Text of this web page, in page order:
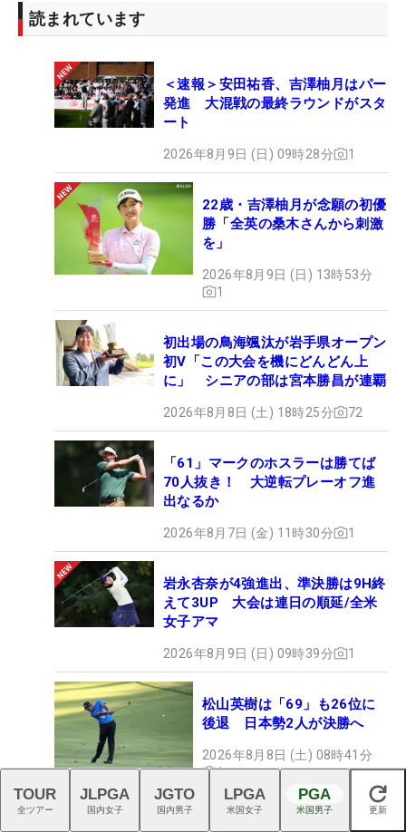
読まれています
＜速報＞安田祐香、吉澤柚月はパー
発進 大混戦の最終ラウンドがスタ
ート
2026年8月9日 (日) 09時28分 1
22歳・吉澤柚月が念願の初優
勝「全英の桑木さんから刺激
を」
2026年8月9日 (日) 13時53分
1
初出場の鳥海颯汰が岩手県オープン
初V「この大会を機にどんどん上
に」 シニアの部は宮本勝昌が連覇
2026年8月8日 (土) 18時25分 72
「61」マークのホスラーは勝てば
70人抜き！ 大逆転プレーオフ進
出なるか
2026年8月7日 (金) 11時30分 1
岩永杏奈が4強進出、準決勝は9H終
えて3UP 大会は連日の順延/全米
女子アマ
2026年8月9日 (日) 09時39分 1
松山英樹は「69」も26位に
後退 日本勢2人が決勝へ
2026年8月8日 (土) 08時41分
1
閉じる
TOUR
全ツアー
JLPGA
国内女子
JGTO
国内男子
LPGA
米国女子
PGA
米国男子 更新